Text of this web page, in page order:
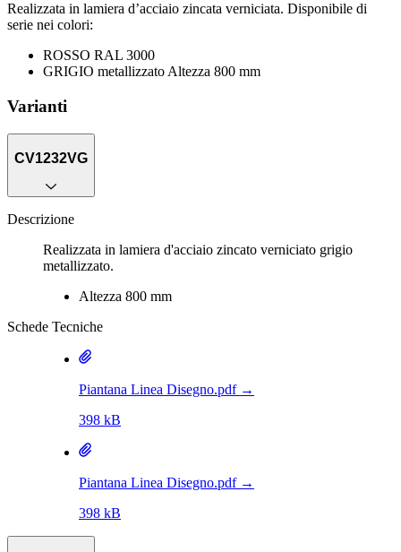
Realizzata in lamiera d’acciaio zincata verniciata. Disponibile di
serie nei colori:
ROSSO RAL 3000
GRIGIO metallizzato Altezza 800 mm
Varianti
CV1232VG
Descrizione
Realizzata in lamiera d'acciaio zincato verniciato grigio
metallizzato.
Altezza 800 mm
Schede Tecniche
Piantana Linea Disegno.pdf→
398 kB
Piantana Linea Disegno.pdf→
398 kB